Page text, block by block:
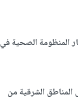
المنظومة الصحية في
الشرقية من